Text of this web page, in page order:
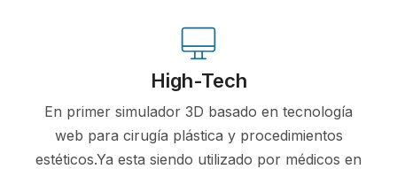
High-Tech
En primer simulador 3D basado en tecnología
web para cirugía plástica y procedimientos
estéticos.Ya esta siendo utilizado por médicos en